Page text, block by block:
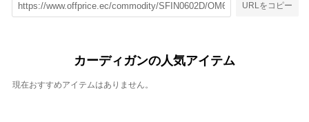
URLをコピー
カーディガンの人気アイテム
現在おすすめアイテムはありません。